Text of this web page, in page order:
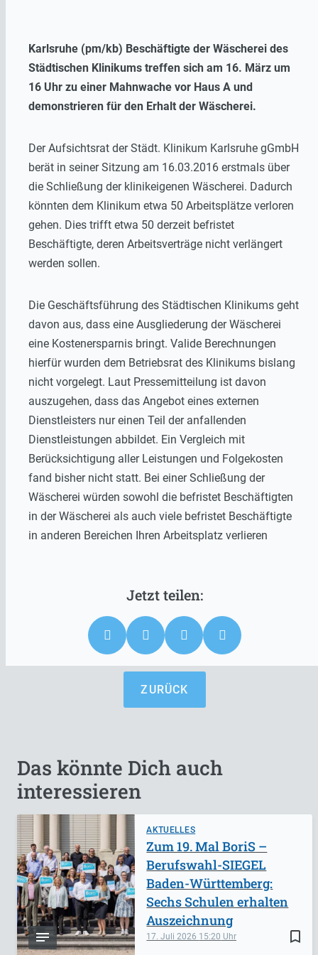
Karlsruhe (pm/kb) Beschäftigte der Wäscherei des
Städtischen Klinikums treffen sich am 16. März um
16 Uhr zu einer Mahnwache vor Haus A und
demonstrieren für den Erhalt der Wäscherei.
Der Aufsichtsrat der Städt. Klinikum Karlsruhe gGmbH
berät in seiner Sitzung am 16.03.2016 erstmals über
die Schließung der klinikeigenen Wäscherei. Dadurch
könnten dem Klinikum etwa 50 Arbeitsplätze verloren
gehen. Dies trifft etwa 50 derzeit befristet
Beschäftigte, deren Arbeitsverträge nicht verlängert
werden sollen.
Die Geschäftsführung des Städtischen Klinikums geht
davon aus, dass eine Ausgliederung der Wäscherei
eine Kostenersparnis bringt. Valide Berechnungen
hierfür wurden dem Betriebsrat des Klinikums bislang
nicht vorgelegt. Laut Pressemitteilung ist davon
auszugehen, dass das Angebot eines externen
Dienstleisters nur einen Teil der anfallenden
Dienstleistungen abbildet. Ein Vergleich mit
Berücksichtigung aller Leistungen und Folgekosten
fand bisher nicht statt. Bei einer Schließung der
Wäscherei würden sowohl die befristet Beschäftigten
in der Wäscherei als auch viele befristet Beschäftigte
in anderen Bereichen Ihren Arbeitsplatz verlieren
ZURÜCK
Das könnte Dich auch
interessieren
AKTUELLES
bookmark_border
17. Juli 2026 15:20
Zum 19. Mal BoriS –
Berufswahl-SIEGEL
Baden-Württemberg:
Sechs Schulen erhalten
Auszeichnung